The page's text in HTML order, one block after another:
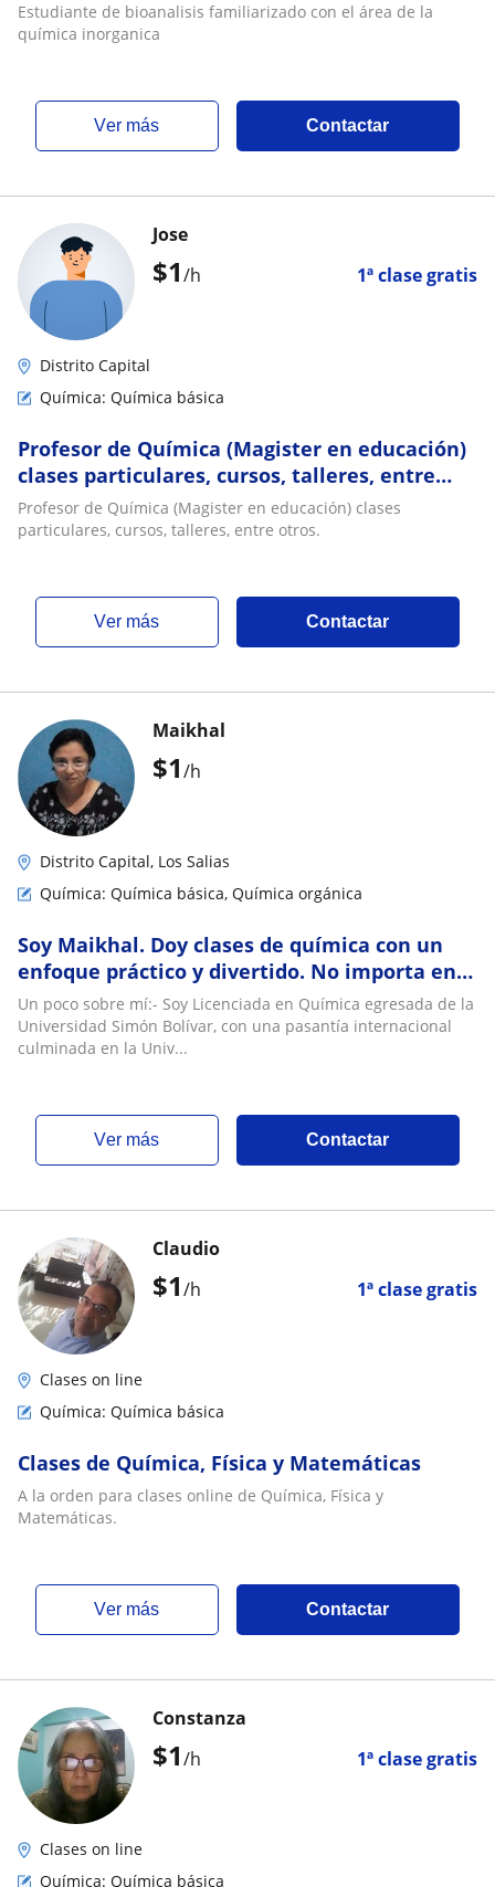
Estudiante de bioanalisis familiarizado con el área de la
química inorganica
ver más Contactar
$1/h 1ª clase gratis
Jose
Distrito Capital
Química: Química básica
Profesor de Química (Magister en educación)
clases particulares, cursos, talleres, entre
otros
Profesor de Química (Magister en educación) clases
particulares, cursos, talleres, entre otros.
ver más Contactar
$1/h
Maikhal
Distrito Capital, Los Salias
Química: Química básica, Química orgánica
Soy Maikhal. Doy clases de química con un
enfoque práctico y divertido. No importa en
qué nivel estés, ¡te puedo ayudar con gusto!
Un poco sobre mí:- Soy Licenciada en Química egresada de la
Universidad Simón Bolívar, con una pasantía internacional
culminada en la Univ...
ver más Contactar
$1/h 1ª clase gratis
Claudio
Clases on line
Química: Química básica
Clases de Química, Física y Matemáticas
A la orden para clases online de Química, Física y
Matemáticas.
ver más Contactar
$1/h 1ª clase gratis
Constanza
Clases on line
Química: Química básica